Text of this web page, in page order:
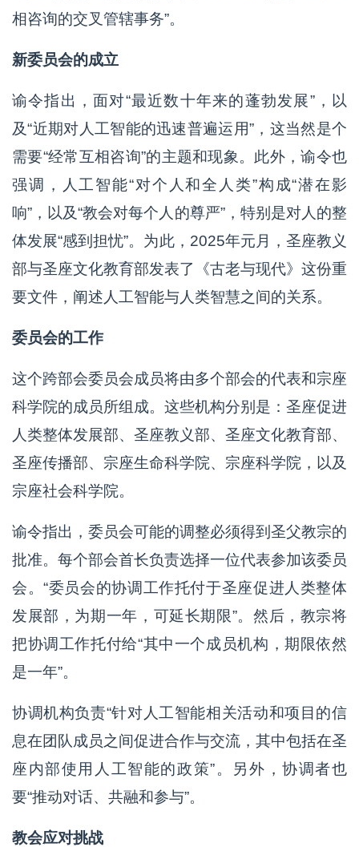
相咨询的交叉管辖事务”。
新委员会的成立
谕令指出，面对“最近数十年来的蓬勃发展”，以
及“近期对人工智能的迅速普遍运用”，这当然是个
需要“经常互相咨询”的主题和现象。此外，谕令也
强调，人工智能“对个人和全人类”构成“潜在影
响”，以及“教会对每个人的尊严”，特别是对人的整
体发展“感到担忧”。为此，2025年元月，圣座教义
部与圣座文化教育部发表了《古老与现代》这份重
要文件，阐述人工智能与人类智慧之间的关系。
委员会的工作
这个跨部会委员会成员将由多个部会的代表和宗座
科学院的成员所组成。这些机构分别是：圣座促进
人类整体发展部、圣座教义部、圣座文化教育部、
圣座传播部、宗座生命科学院、宗座科学院，以及
宗座社会科学院。
谕令指出，委员会可能的调整必须得到圣父教宗的
批准。每个部会首长负责选择一位代表参加该委员
会。“委员会的协调工作托付于圣座促进人类整体
发展部，为期一年，可延长期限”。然后，教宗将
把协调工作托付给“其中一个成员机构，期限依然
是一年”。
协调机构负责“针对人工智能相关活动和项目的信
息在团队成员之间促进合作与交流，其中包括在圣
座内部使用人工智能的政策”。另外，协调者也
要“推动对话、共融和参与”。
教会应对挑战